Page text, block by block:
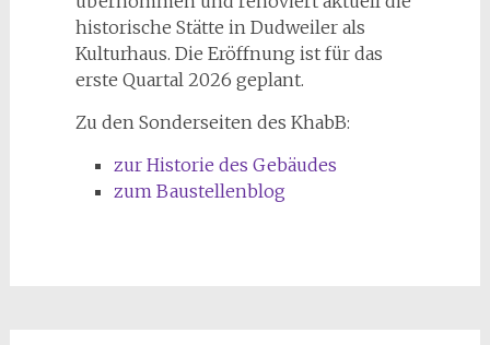
historische Stätte in Dudweiler als
Kulturhaus. Die Eröffnung ist für das
erste Quartal 2026 geplant.
Zu den Sonderseiten des KhabB:
zur Historie des Gebäudes
zum Baustellenblog